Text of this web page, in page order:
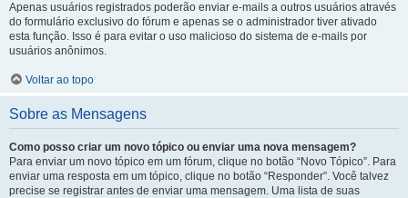
Apenas usuários registrados poderão enviar e-mails a outros usuários através
do formulário exclusivo do fórum e apenas se o administrador tiver ativado
esta função. Isso é para evitar o uso malicioso do sistema de e-mails por
usuários anônimos.
Voltar ao topo
Sobre as Mensagens
Como posso criar um novo tópico ou enviar uma nova mensagem?
Para enviar um novo tópico em um fórum, clique no botão “Novo Tópico”. Para
enviar uma resposta em um tópico, clique no botão “Responder”. Você talvez
precise se registrar antes de enviar uma mensagem. Uma lista de suas